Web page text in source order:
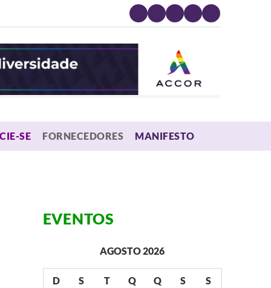
SE FORNECEDORES MANIFESTO
EVENTOS
AGOSTO 2026
D S T Q Q S S